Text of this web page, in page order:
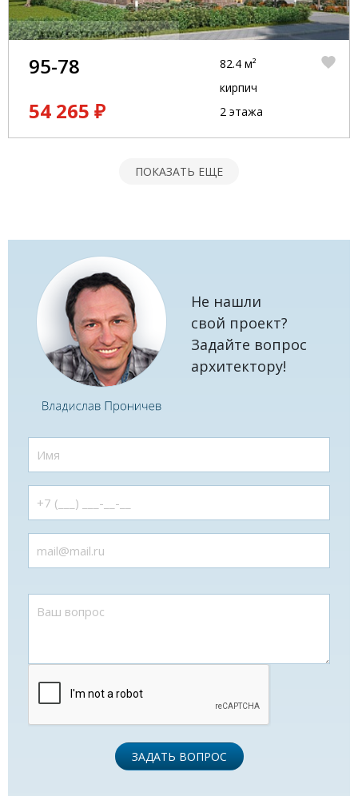
95-78
54 265 ₽
82.4 м²
кирпич
2 этажа
ПОКАЗАТЬ ЕЩЕ
Не нашли
свой проект?
Задайте вопрос
архитектору!
ЗАДАТЬ ВОПРОС